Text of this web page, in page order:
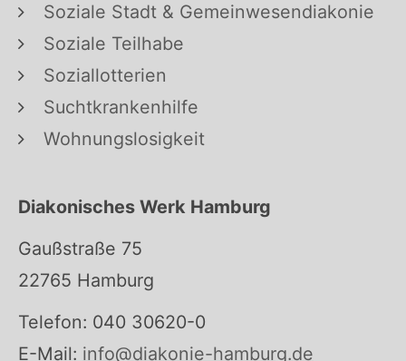
Soziale Stadt & Gemeinwesendiakonie
Soziale Teilhabe
Soziallotterien
Suchtkrankenhilfe
Wohnungslosigkeit
Diakonisches Werk Hamburg
Gaußstraße 75
22765 Hamburg
Telefon: 040 30620-0
E-Mail: info@diakonie-hamburg.de